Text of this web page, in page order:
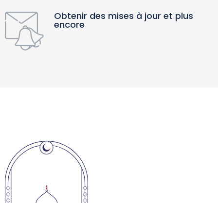
Obtenir des mises à jour et plus
encore